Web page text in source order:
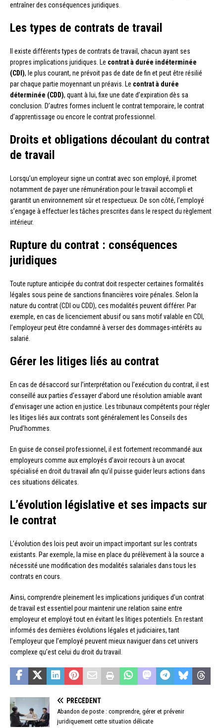
entraîner des conséquences juridiques.
Les types de contrats de travail
Il existe différents types de contrats de travail, chacun ayant ses
propres implications juridiques. Le contrat à durée indéterminée
(CDI), le plus courant, ne prévoit pas de date de fin et peut être résilié
par chaque partie moyennant un préavis. Le contrat à durée
déterminée (CDD), quant à lui, fixe une date d’expiration dès sa
conclusion. D’autres formes incluent le contrat temporaire, le contrat
d’apprentissage ou encore le contrat professionnel.
Droits et obligations découlant du contrat
de travail
Lorsqu’un employeur signe un contrat avec son employé, il promet
notamment de payer une rémunération pour le travail accompli et
garantit un environnement sûr et respectueux. De son côté, l’employé
s’engage à effectuer les tâches prescrites dans le respect du règlement
intérieur.
Rupture du contrat : conséquences
juridiques
Toute rupture anticipée du contrat doit respecter certaines formalités
légales sous peine de sanctions financières voire pénales. Selon la
nature du contrat (CDI ou CDD), ces modalités peuvent différer. Par
exemple, en cas de licenciement abusif ou sans motif valable en CDI,
l’employeur peut être condamné à verser des dommages-intérêts au
salarié.
Gérer les litiges liés au contrat
En cas de désaccord sur l’interprétation ou l’exécution du contrat, il est
conseillé aux parties d’essayer d’abord une résolution amiable avant
d’envisager une action en justice. Les tribunaux compétents pour régler
les litiges liés aux contrats sont généralement les Conseils des
Prud’hommes.
En guise de conseil professionnel, il est fortement recommandé aux
employeurs comme aux employés d’avoir recours à un avocat
spécialisé en droit du travail afin qu’il puisse guider leurs actions dans
ces situations délicates.
L’évolution législative et ses impacts sur
le contrat
L’évolution des lois peut avoir un impact important sur les contrats
existants. Par exemple, la mise en place du prélèvement à la source a
nécessité une modification des modalités salariales dans tous les
contrats en cours.
Ainsi, comprendre pleinement les implications juridiques d’un contrat
de travail est essentiel pour maintenir une relation saine entre
employeur et employé tout en évitant les litiges potentiels. En restant
informés des dernières évolutions légales et judiciaires, tant
l’employeur que l’employé peuvent mieux naviguer dans cet univers
complexe qu’est celui du droit du travail.
PRÉCÉDENT
Abandon de poste : comprendre, gérer et prévenir
juridiquement cette situation délicate